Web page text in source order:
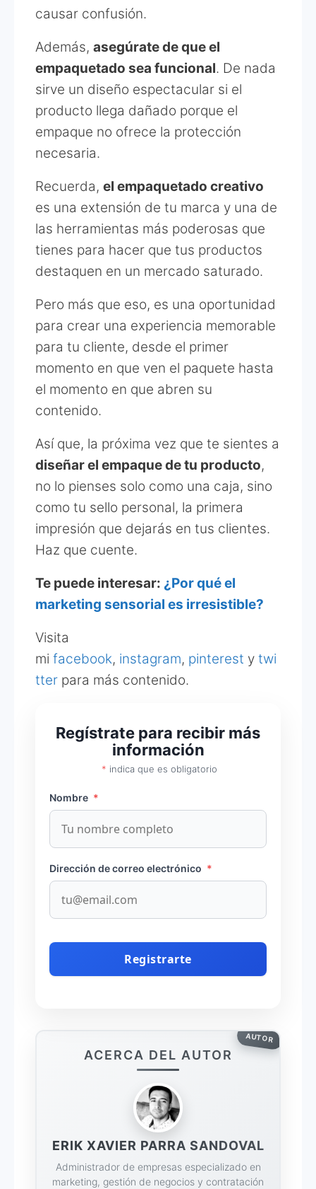
causar confusión.
Además, asegúrate de que el
empaquetado sea funcional. De nada
sirve un diseño espectacular si el
producto llega dañado porque el
empaque no ofrece la protección
necesaria.
Recuerda, el empaquetado creativo
es una extensión de tu marca y una de
las herramientas más poderosas que
tienes para hacer que tus productos
destaquen en un mercado saturado.
Pero más que eso, es una oportunidad
para crear una experiencia memorable
para tu cliente, desde el primer
momento en que ven el paquete hasta
el momento en que abren su
contenido.
Así que, la próxima vez que te sientes a
diseñar el empaque de tu producto,
no lo pienses solo como una caja, sino
como tu sello personal, la primera
impresión que dejarás en tus clientes.
Haz que cuente.
Te puede interesar: ¿Por qué el
marketing sensorial es irresistible?
Visita
mi facebook, instagram, pinterest y twi
tter para más contenido.
Regístrate para recibir más
información
* indica que es obligatorio
Nombre *
Dirección de correo electrónico *
AUTOR
ACERCA DEL AUTOR
ERIK XAVIER PARRA SANDOVAL
Administrador de empresas especializado en
marketing, gestión de negocios y contratación